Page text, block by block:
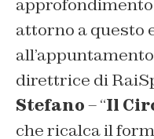
attorno a questo
direttrice di
Stefano– “Il
che ricalca il